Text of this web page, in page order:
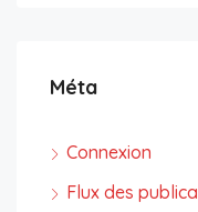
Méta
Connexion
Flux des